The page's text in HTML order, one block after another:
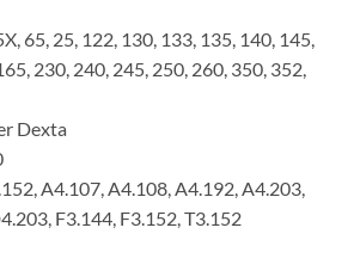
65, 25, 122, 130, 133, 135, 140, 145,
230, 240, 245, 250, 260, 350, 352,
Dexta
A4.107, A4.108, A4.192, A4.203,
F3.144, F3.152, T3.152